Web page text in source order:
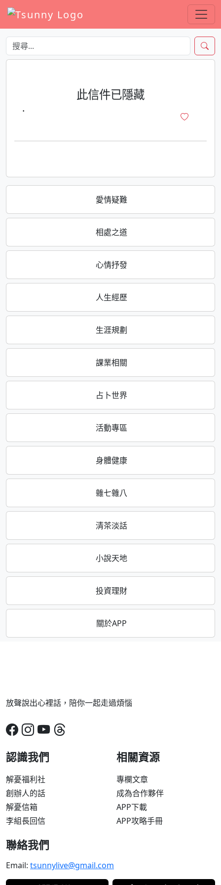
愛情疑難
相處之道
心情抒發
人生經歷
生涯規劃
課業相關
占卜世界
活動專區
身體健康
雜七雜八
清茶淡話
小說天地
投資理財
關於APP
此信件已隱藏
·
放聲說出心裡話，陪你一起走過煩惱
認識我們
解憂福利社
創辦人的話
解憂信箱
李組長回信
相關資源
專欄文章
成為合作夥伴
APP下載
APP攻略手冊
聯絡我們
Email: tsunnylive@gmail.com